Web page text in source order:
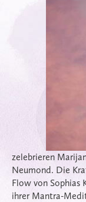
zelebrieren
Neumond. Die
Flow von Sophias
ihrer Mantra-